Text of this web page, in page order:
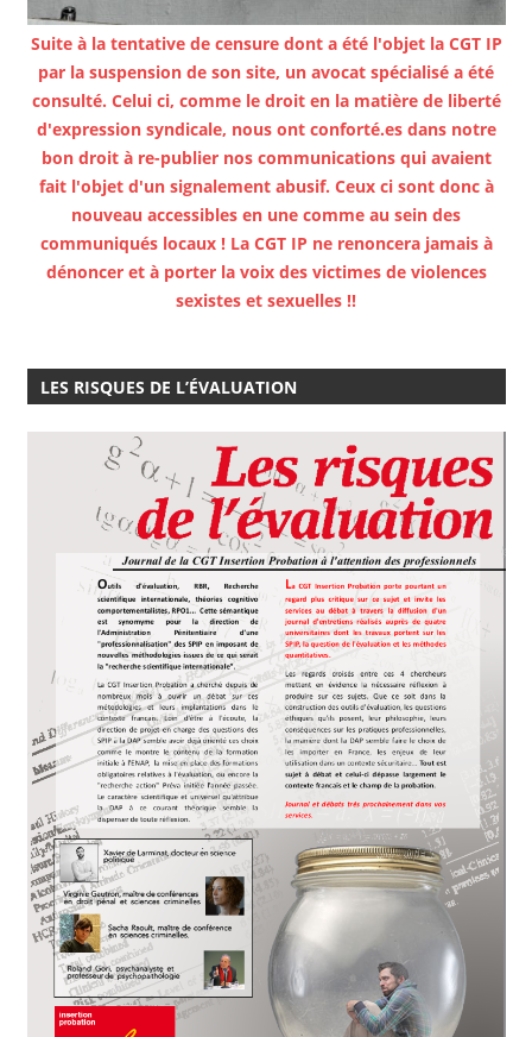
Suite à la tentative de censure dont a été l'objet la CGT IP
par la suspension de son site, un avocat spécialisé a été
consulté. Celui ci, comme le droit en la matière de liberté
d'expression syndicale, nous ont conforté.es dans notre
bon droit à re-publier nos communications qui avaient
fait l'objet d'un signalement abusif. Ceux ci sont donc à
nouveau accessibles en une comme au sein des
communiqués locaux ! La CGT IP ne renoncera jamais à
dénoncer et à porter la voix des victimes de violences
sexistes et sexuelles !!
LES RISQUES DE L’ÉVALUATION